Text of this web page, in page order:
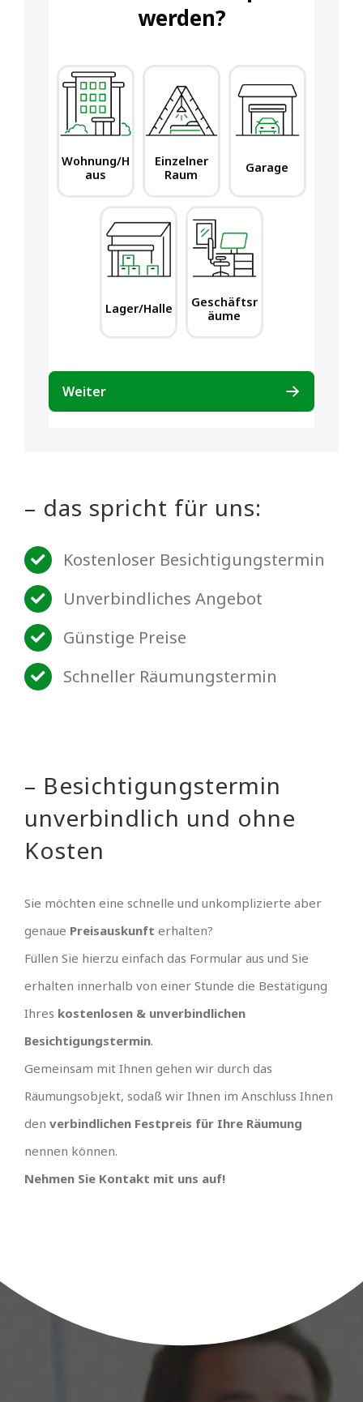
– das spricht für uns:
Kostenloser Besichtigungstermin
Unverbindliches Angebot
Günstige Preise
Schneller Räumungstermin
– Besichtigungstermin
unverbindlich und ohne
Kosten
Sie möchten eine schnelle und unkomplizierte aber
genaue Preisauskunft erhalten?
Füllen Sie hierzu einfach das Formular aus und Sie
erhalten innerhalb von einer Stunde die Bestätigung
Ihres kostenlosen & unverbindlichen
Besichtigungstermin.
Gemeinsam mit Ihnen gehen wir durch das
Räumungsobjekt, sodaß wir Ihnen im Anschluss Ihnen
den verbindlichen Festpreis für Ihre Räumung
nennen können.
Nehmen Sie Kontakt mit uns auf!